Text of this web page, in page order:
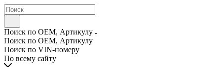
Поиск по OEM, Артикулу
Поиск по OEM, Артикулу
Поиск по VIN-номеру
По всему сайту